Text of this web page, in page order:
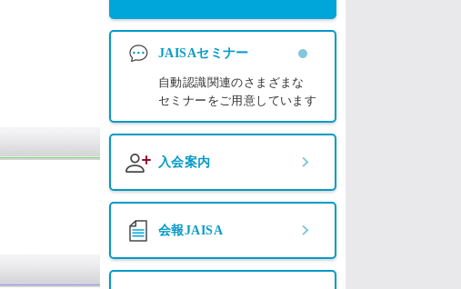
JAISAセミナー
自動認識関連のさまざまな
セミナーをご用意しています
入会案内
会報JAISA